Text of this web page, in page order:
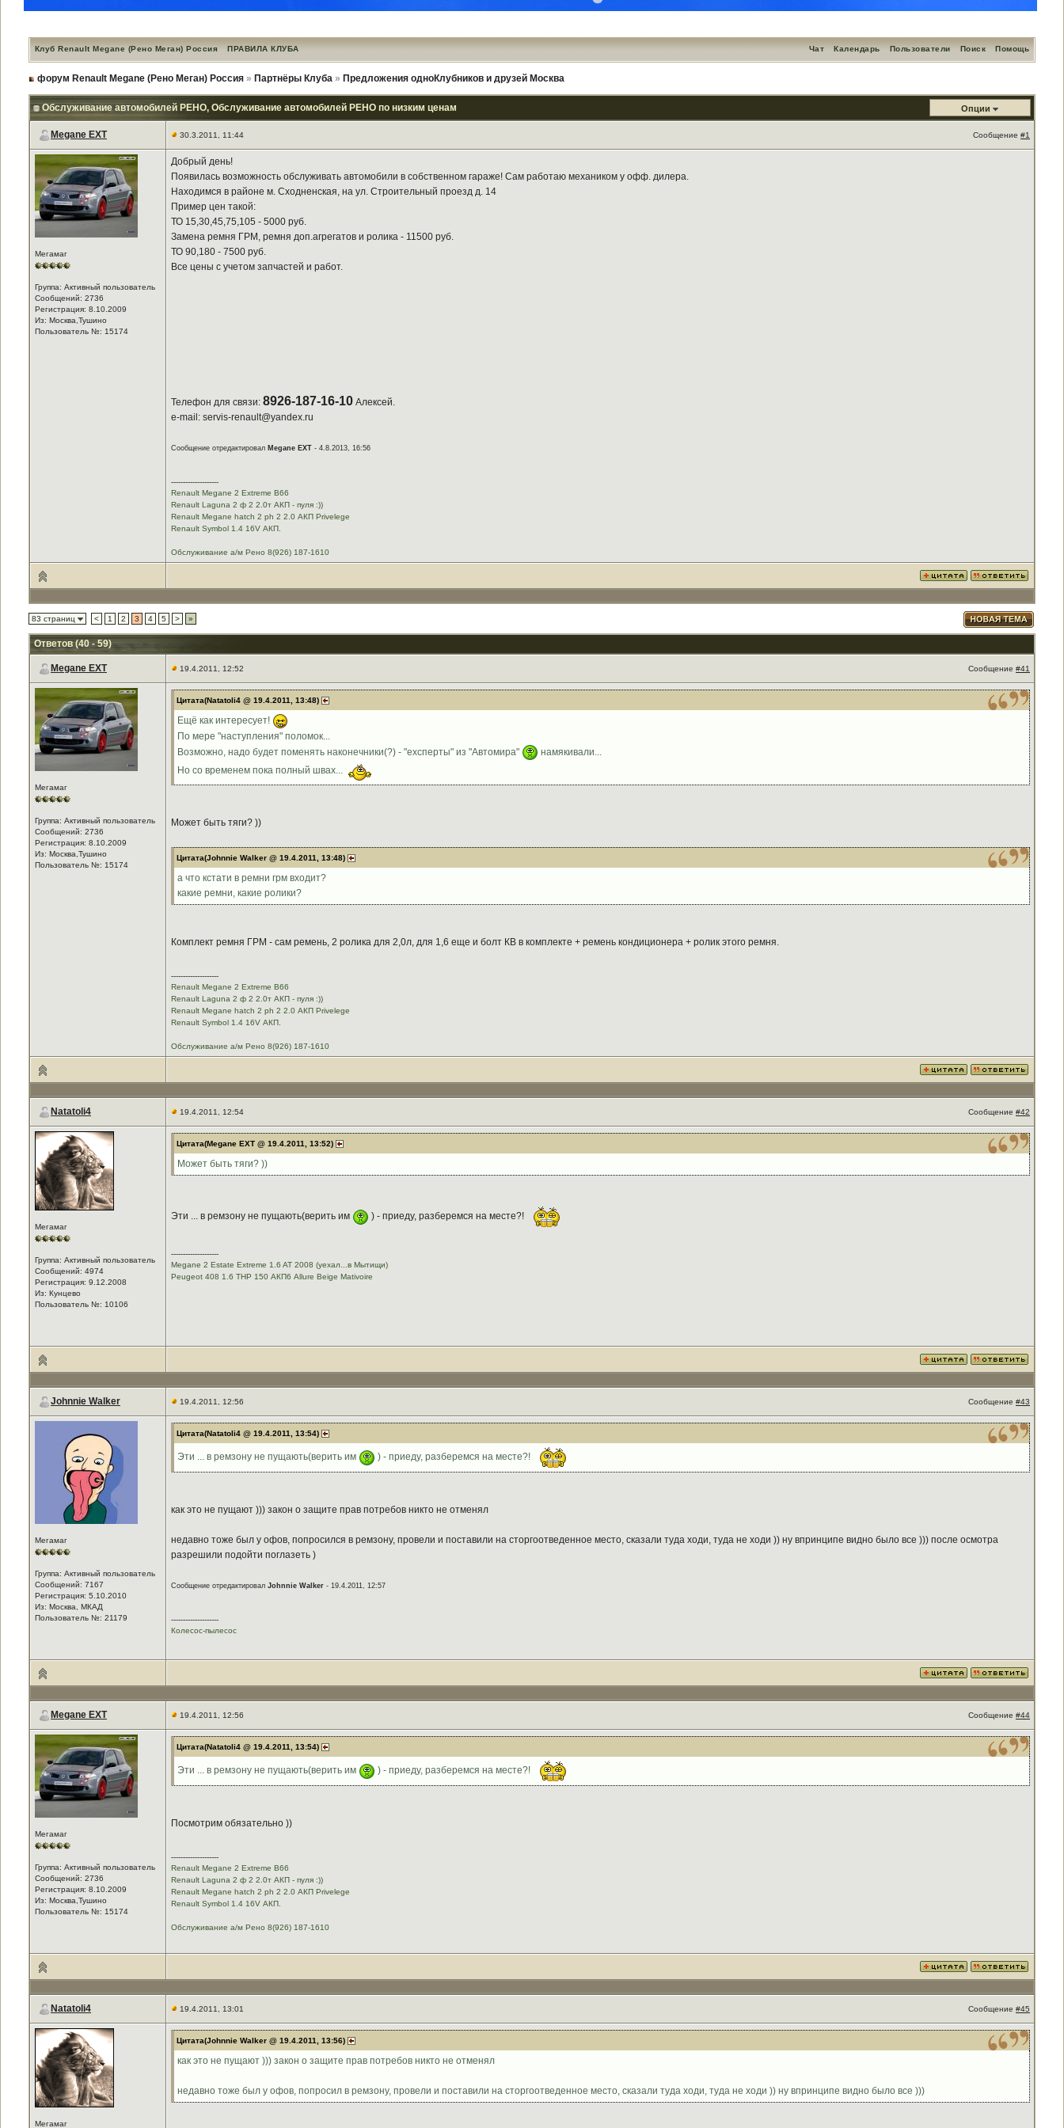
Клуб Renault Megane (Рено Меган) Россия ПРАВИЛА КЛУБА Помощь
Поиск
Пользователи
Календарь
Чат
форум Renault Megane (Рено Меган) Россия» Партнёры Клуба» Предложения одноКлубников и друзей Москва
Обслуживание автомобилей РЕНО, Обслуживание автомобилей РЕНО по низким ценам Опции
Megane EXT 30.3.2011, 11:44 Сообщение #1
Мегамаг
Группа: Активный пользователь
Сообщений: 2736
Регистрация: 8.10.2009
Из: Москва,Тушино
Пользователь №: 15174
Добрый день!
Появилась возможность обслуживать автомобили в собственном гараже! Сам работаю механиком у офф. дилера.
Находимся в районе м. Сходненская, на ул. Строительный проезд д. 14
Пример цен такой:
ТО 15,30,45,75,105 - 5000 руб.
Замена ремня ГРМ, ремня доп.агрегатов и ролика - 11500 руб.
ТО 90,180 - 7500 руб.
Все цены с учетом запчастей и работ.
Телефон для связи: 8926-187-16-10Алексей.
e-mail: servis-renault@yandex.ru
Сообщение отредактировал Megane EXT- 4.8.2013, 16:56
--------------------
Renault Megane 2 Extreme B66
Renault Laguna 2 ф 2 2.0т АКП - пуля :))
Renault Megane hatch 2 ph 2 2.0 АКП Privelege
Renault Symbol 1.4 16V АКП.
Обслуживание а/м Рено 8(926) 187-1610
83 страниц < 1 2 3 4 5 > »
Ответов (40 - 59)
Megane EXT 19.4.2011, 12:52 Сообщение #41
Мегамаг
Группа: Активный пользователь
Сообщений: 2736
Регистрация: 8.10.2009
Из: Москва,Тушино
Пользователь №: 15174
Цитата(Natatoli4 @ 19.4.2011, 13:48)
Ещё как интересует!
По мере "наступления" поломок...
Возможно, надо будет поменять наконечники(?) - "ехсперты" из "Автомира"
намякивали...
Но со временем пока полный швах...
Может быть тяги? ))
Цитата(Johnnie Walker @ 19.4.2011, 13:48)
а что кстати в ремни грм входит?
какие ремни, какие ролики?
Комплект ремня ГРМ - сам ремень, 2 ролика для 2,0л, для 1,6 еще и болт КВ в комплекте + ремень кондиционера + ролик этого ремня.
--------------------
Renault Megane 2 Extreme B66
Renault Laguna 2 ф 2 2.0т АКП - пуля :))
Renault Megane hatch 2 ph 2 2.0 АКП Privelege
Renault Symbol 1.4 16V АКП.
Обслуживание а/м Рено 8(926) 187-1610
Natatoli4 19.4.2011, 12:54 Сообщение #42
Мегамаг
Группа: Активный пользователь
Сообщений: 4974
Регистрация: 9.12.2008
Из: Кунцево
Пользователь №: 10106
Цитата(Megane EXT @ 19.4.2011, 13:52)
Может быть тяги? ))
Эти ... в ремзону не пущають(верить им ) - приеду, разберемся на месте?!
--------------------
Megane 2 Estate Extreme 1.6 AT 2008 (уехал...в Мытищи)
Peugeot 408 1.6 THP 150 АКП6 Allure Beige Mativoire
Johnnie Walker 19.4.2011, 12:56 Сообщение #43
Мегамаг
Группа: Активный пользователь
Сообщений: 7167
Регистрация: 5.10.2010
Из: Москва, МКАД
Пользователь №: 21179
Цитата(Natatoli4 @ 19.4.2011, 13:54)
Эти ... в ремзону не пущають(верить им ) - приеду, разберемся на месте?!
как это не пущают ))) закон о защите прав потребов никто не отменял
недавно тоже был у офов, попросился в ремзону, провели и поставили на сторгоотведенное место, сказали туда ходи, туда не ходи )) ну впринципе видно было все ))) после осмотра
разрешили подойти поглазеть )
Сообщение отредактировал Johnnie Walker- 19.4.2011, 12:57
--------------------
Колесос-пылесос
Megane EXT 19.4.2011, 12:56 Сообщение #44
Мегамаг
Группа: Активный пользователь
Сообщений: 2736
Регистрация: 8.10.2009
Из: Москва,Тушино
Пользователь №: 15174
Цитата(Natatoli4 @ 19.4.2011, 13:54)
Эти ... в ремзону не пущають(верить им ) - приеду, разберемся на месте?!
Посмотрим обязательно ))
--------------------
Renault Megane 2 Extreme B66
Renault Laguna 2 ф 2 2.0т АКП - пуля :))
Renault Megane hatch 2 ph 2 2.0 АКП Privelege
Renault Symbol 1.4 16V АКП.
Обслуживание а/м Рено 8(926) 187-1610
Natatoli4 19.4.2011, 13:01 Сообщение #45
Мегамаг
Цитата(Johnnie Walker @ 19.4.2011, 13:56)
как это не пущают ))) закон о защите прав потребов никто не отменял
недавно тоже был у офов, попросил в ремзону, провели и поставили на сторгоотведенное место, сказали туда ходи, туда не ходи )) ну впринципе видно было все )))